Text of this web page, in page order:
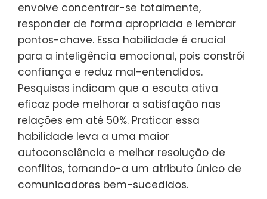
envolve concentrar-se totalmente,
responder de forma apropriada e lembrar
pontos-chave. Essa habilidade é crucial
para a inteligência emocional, pois constrói
confiança e reduz mal-entendidos.
Pesquisas indicam que a escuta ativa
eficaz pode melhorar a satisfação nas
relações em até 50%. Praticar essa
habilidade leva a uma maior
autoconsciência e melhor resolução de
conflitos, tornando-a um atributo único de
comunicadores bem-sucedidos.